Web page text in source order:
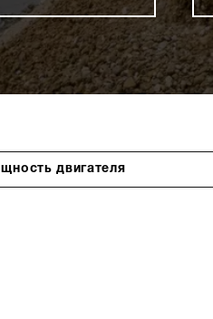
двигателя